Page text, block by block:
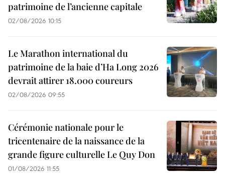
patrimoine de l’ancienne capitale
02/08/2026 10:15
Le Marathon international du
patrimoine de la baie d’Ha Long 2026
devrait attirer 18.000 coureurs
02/08/2026 09:55
Cérémonie nationale pour le
tricentenaire de la naissance de la
grande figure culturelle Le Quy Don
01/08/2026 11:55